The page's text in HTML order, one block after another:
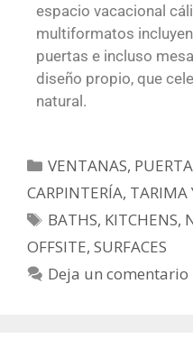
espacio vacacional
multiformatos
puertas e incluso
diseño propio, que
natural.
VENTANAS,
CARPINTERÍA, TARIMA
BATHS, KITCHENS,
OFFSITE, SURFACES
Deja un comentario